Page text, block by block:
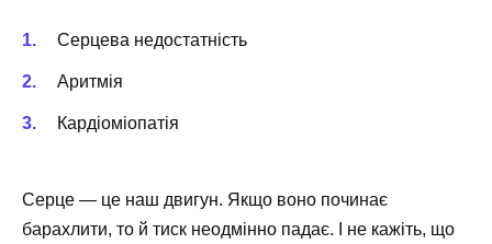
Серцева недостатність
Аритмія
Кардіоміопатія
Серце — це наш двигун. Якщо воно починає
барахлити, то й тиск неодмінно падає. І не кажіть, що